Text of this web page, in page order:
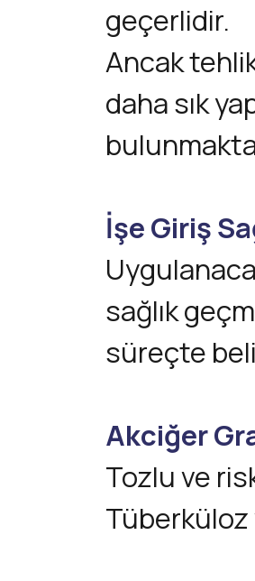
geçerlidir.
Ancak
daha sık
İşe Giriş
sağlık
süreçte
Akciğer
Tozlu ve
Tüberküloz